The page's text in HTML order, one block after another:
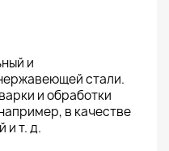
и
стали.
и обработки
в качестве
и т. д.